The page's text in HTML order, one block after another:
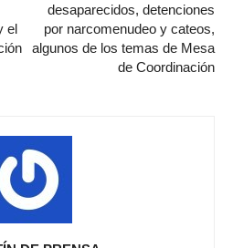
el
desaparecidos, detenciones
por narcomenudeo y cateos,
algunos de los temas de Mesa
de Coordinación